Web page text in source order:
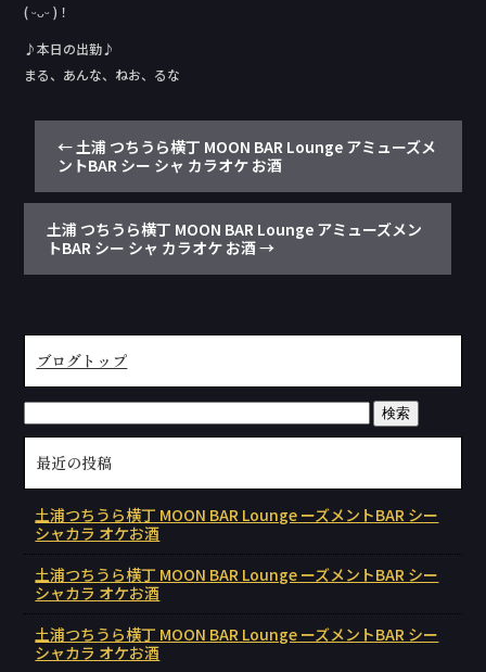
( ᵕᴗᵕ )！
♪本日の出勤♪
まる、あんな、ねお、るな
← 土浦 つちうら横丁 MOON BAR Lounge アミューズメ
ントBAR シー シャ カラオケ お酒
土浦 つちうら横丁 MOON BAR Lounge アミューズメン
トBAR シー シャ カラオケ お酒→
ブログトップ
最近の投稿
土浦つちうら横丁 MOON BAR Lounge ーズメントBAR シー
シャカラ オケお酒
土浦つちうら横丁 MOON BAR Lounge ーズメントBAR シー
シャカラ オケお酒
土浦つちうら横丁 MOON BAR Lounge ーズメントBAR シー
シャカラ オケお酒